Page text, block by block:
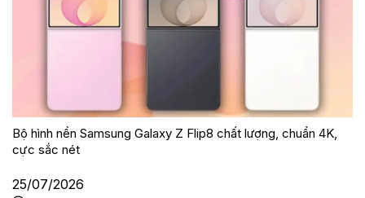
Bộ hình nền Samsung Galaxy Z Flip8 chất lượng, chuẩn 4K,
cực sắc nét
25/07/2026